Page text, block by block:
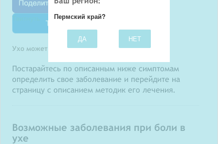
Твитнуть
Ухо может заболеть по разным причинам
Постарайтесь по описанным ниже симптомам
определить свое заболевание и перейдите на
страницу с описанием методик его лечения.
Возможные заболевания при боли в
ухе
Пермский край?
ДА НЕТ